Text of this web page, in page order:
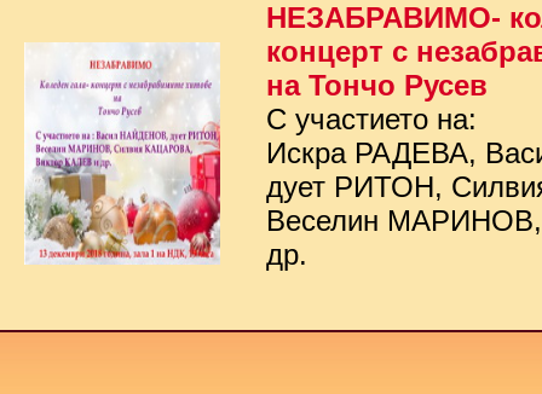
НЕЗАБРАВИМО-
концерт с
на Тончо Русев
С участието на:
Искра РАДЕВА,
дует РИТОН,
Веселин
др.